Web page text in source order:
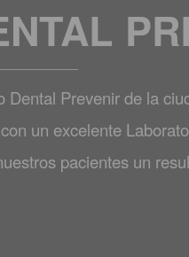
Prevenir de la
un excelente
pacientes un